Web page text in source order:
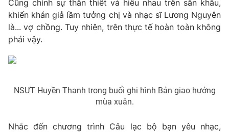
Khán giả
Giải sao mai
Âm nhạc
Sao
Du lịch
Làm đẹp
Chất lượng cuộc sống
Giáo dục
Công nghệ
Giao lưu trực tuyến
Cũng chính sự thân thiết và hiểu nhau trên sân khấu,
khiến khán giả lầm tưởng chị và nhạc sĩ Lương Nguyên
là... vợ chồng. Tuy nhiên, trên thực tế hoàn toàn không
phải vậy.
NSƯT Huyền Thanh trong buổi ghi hình Bản giao hưởng
mùa xuân.
Nhắc đến chương trình Câu lạc bộ bạn yêu nhạc,